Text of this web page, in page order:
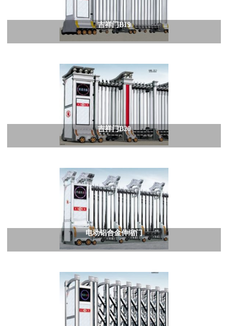
吉祥门B19
吉祥门B20
电动铝合金伸缩门